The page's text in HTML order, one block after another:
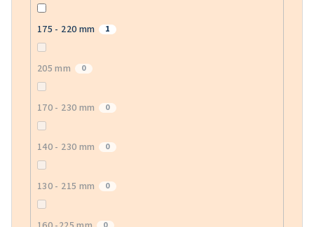
175 - 220 mm 1
205 mm 0
170 - 230 mm 0
140 - 230 mm 0
130 - 215 mm 0